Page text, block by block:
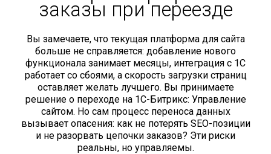
заказы при переезде
Вы замечаете, что текущая платформа для сайта
больше не справляется: добавление нового
функционала занимает месяцы, интеграция с 1С
работает со сбоями, а скорость загрузки страниц
оставляет желать лучшего. Вы принимаете
решение о переходе на 1С-Битрикс: Управление
сайтом. Но сам процесс переноса данных
вызывает опасения: как не потерять SEO-позиции
и не разорвать цепочки заказов? Эти риски
реальны, но управляемы.